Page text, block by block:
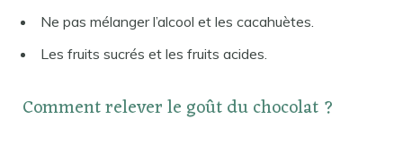
Ne pas mélanger l’alcool et les cacahuètes.
Les fruits sucrés et les fruits acides.
Comment relever le goût du chocolat ?